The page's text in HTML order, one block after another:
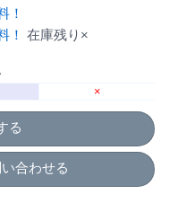
！
！ 在庫残り×
×
る
合わせる